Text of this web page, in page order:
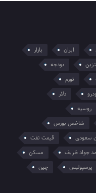
ایران
بازار
بودجه
تورم
دلار
روسیه
شاخص بورس
سعودی
قیمت نفت
جواد ظریف
مسکن
پرسپولیس
چین